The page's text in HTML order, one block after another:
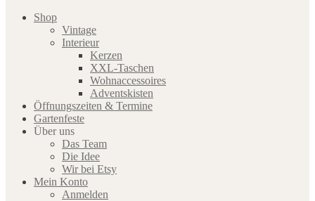
Shop
Vintage
Interieur
Kerzen
XXL-Taschen
Wohnaccessoires
Adventskisten
Öffnungszeiten & Termine
Gartenfeste
Über uns
Das Team
Die Idee
Wir bei Etsy
Mein Konto
Anmelden